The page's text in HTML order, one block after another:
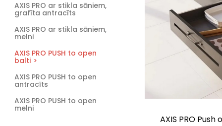
AXIS PRO ar stikla sāniem,
grafīta antracīts
AXIS PRO ar stikla sāniem,
melni
AXIS PRO PUSH to open
balti
AXIS PRO PUSH to open
antracīts
AXIS PRO PUSH to open
melni
AXIS PRO